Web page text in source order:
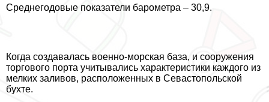
Среднегодовые показатели барометра – 30,9.
Когда создавалась военно-морская база, и сооружения
торгового порта учитывались хаpaктеристики каждого из
мелких заливов, расположенных в Севастопольской
бухте.